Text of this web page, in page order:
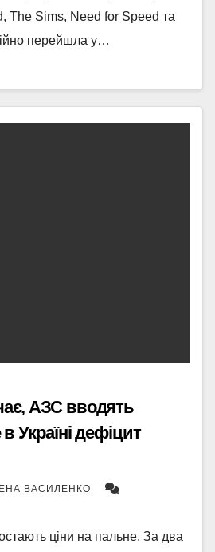
The Sims, Need for Speed та
перейшла у…
АЗС вводять
Україні дефіцит
ВАСИЛЕНКО
ціни на пальне. За два